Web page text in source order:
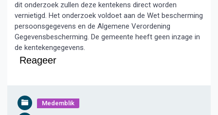
dit onderzoek zullen deze kentekens direct worden
vernietigd. Het onderzoek voldoet aan de Wet bescherming
persoonsgegevens en de Algemene Verordening
Gegevensbescherming. De gemeente heeft geen inzage in
de kentekengegevens.
Reageer
Medemblik